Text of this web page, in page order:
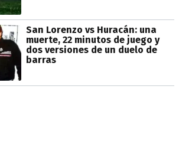
San Lorenzo vs Huracán: una
muerte, 22 minutos de juego y
dos versiones de un duelo de
barras